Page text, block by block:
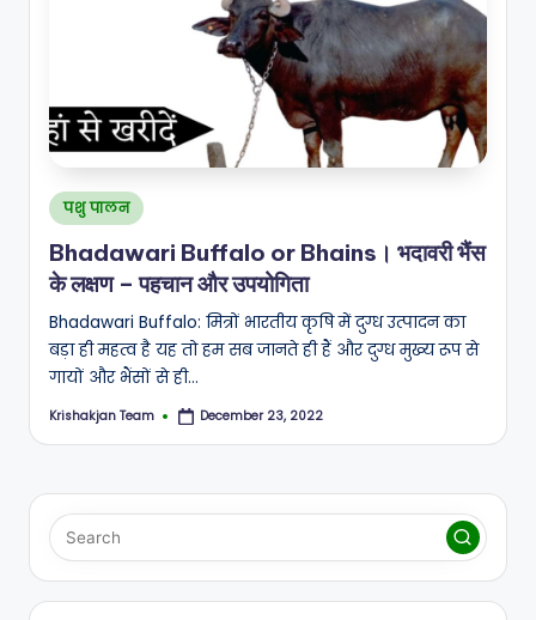
Posted
in
पशु पालन
Bhadawari Buffalo or Bhains। भदावरी भैंस
के लक्षण – पहचान और उपयोगिता
Bhadawari Buffalo: मित्रों भारतीय कृषि में दुग्ध उत्पादन का
बड़ा ही महत्व है यह तो हम सब जानते ही हैं और दुग्ध मुख्य रूप से
गायों और भैंसों से ही…
Posted
Krishakjan Team December 23, 2022